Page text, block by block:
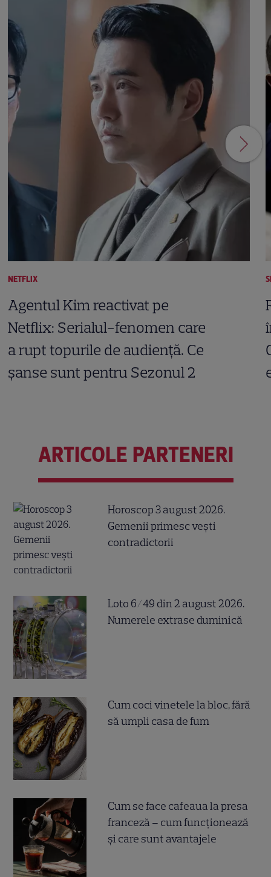
NETFLIX
Agentul Kim reactivat pe
Netflix: Serialul-fenomen care
a rupt topurile de audiență. Ce
șanse sunt pentru Sezonul 2
ARTICOLE PARTENERI
Horoscop 3 august 2026.
Gemenii primesc vești
contradictorii
Loto 6/49 din 2 august 2026.
Numerele extrase duminică
Cum coci vinetele la bloc, fără
să umpli casa de fum
Cum se face cafeaua la presa
franceză – cum funcționează
și care sunt avantajele